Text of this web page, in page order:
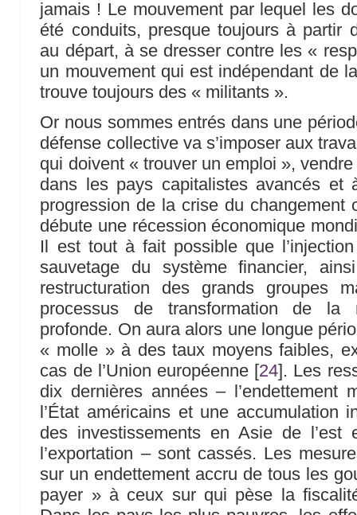
jamais ! Le mouvement par lequel les
été conduits, presque toujours à partir
au départ, à se dresser contre les «
un mouvement qui est indépendant de
trouve toujours des « militants ».
Or nous sommes entrés dans une
défense collective va s’imposer aux
qui doivent « trouver un emploi »,
dans les pays capitalistes avancés et
progression de la crise du changement
débute une récession économique
Il est tout à fait possible que
sauvetage du système financier,
restructuration des grands groupes
processus de transformation de la
profonde. On aura alors une longue
« molle » à des taux moyens faibles,
cas de l’Union européenne [24] . Les
dix dernières années – l’endettement
l’État américains et une accumulation
des investissements en Asie de l’est
l’exportation – sont cassés. Les
sur un endettement accru de tous les
payer » à ceux sur qui pèse la